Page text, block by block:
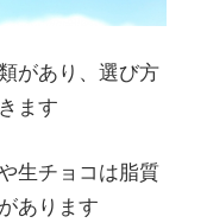
があり、選び方
ます
生チョコは脂質
あります